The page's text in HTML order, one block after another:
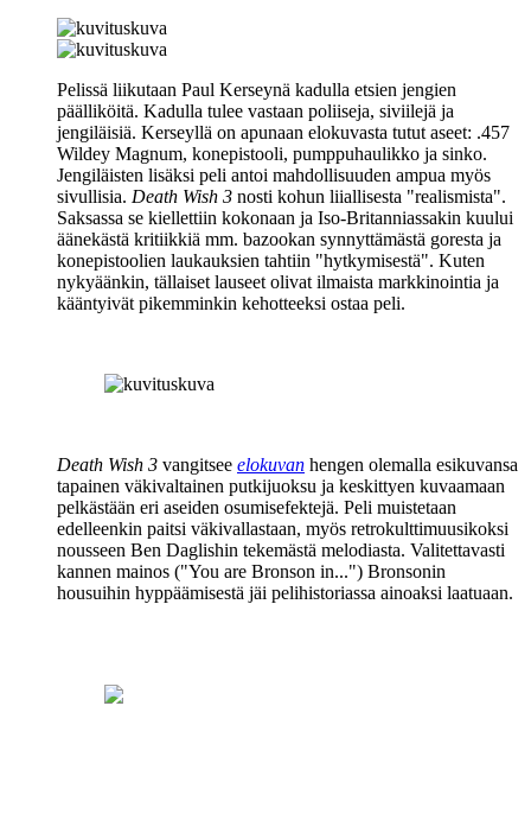
Pelissä liikutaan Paul Kerseynä kadulla etsien jengien
päälliköitä. Kadulla tulee vastaan poliiseja, siviilejä ja
jengiläisiä. Kerseyllä on apunaan elokuvasta tutut aseet: .457
Wildey Magnum, konepistooli, pumppuhaulikko ja sinko.
Jengiläisten lisäksi peli antoi mahdollisuuden ampua myös
sivullisia. Death Wish 3 nosti kohun liiallisesta "realismista".
Saksassa se kiellettiin kokonaan ja Iso‑Britanniassakin kuului
äänekästä kritiikkiä mm. bazookan synnyttämästä goresta ja
konepistoolien laukauksien tahtiin "hytkymisestä". Kuten
nykyäänkin, tällaiset lauseet olivat ilmaista markkinointia ja
kääntyivät pikemminkin kehotteeksi ostaa peli.
Death Wish 3 vangitsee elokuvan hengen olemalla esikuvansa
tapainen väkivaltainen putkijuoksu ja keskittyen kuvaamaan
pelkästään eri aseiden osumisefektejä. Peli muistetaan
edelleenkin paitsi väkivallastaan, myös retrokulttimuusikoksi
nousseen Ben Daglishin tekemästä melodiasta. Valitettavasti
kannen mainos ("You are Bronson in...") Bronsonin
housuihin hyppäämisestä jäi pelihistoriassa ainoaksi laatuaan.